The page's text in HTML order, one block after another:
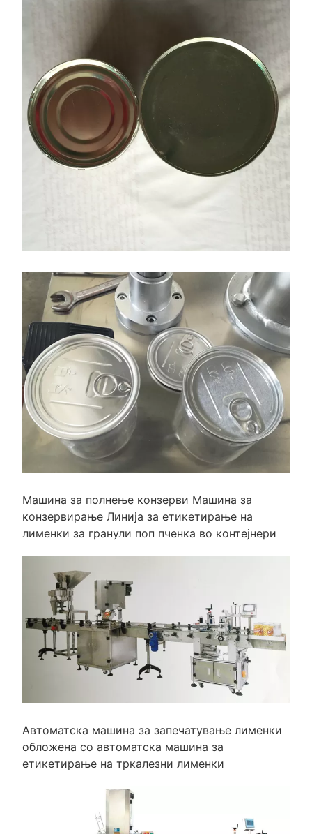
Машина за полнење конзерви Машина за
конзервирање Линија за етикетирање на
лименки за гранули поп пченка во контејнери
Автоматска машина за запечатување лименки
обложена со автоматска машина за
етикетирање на тркалезни лименки